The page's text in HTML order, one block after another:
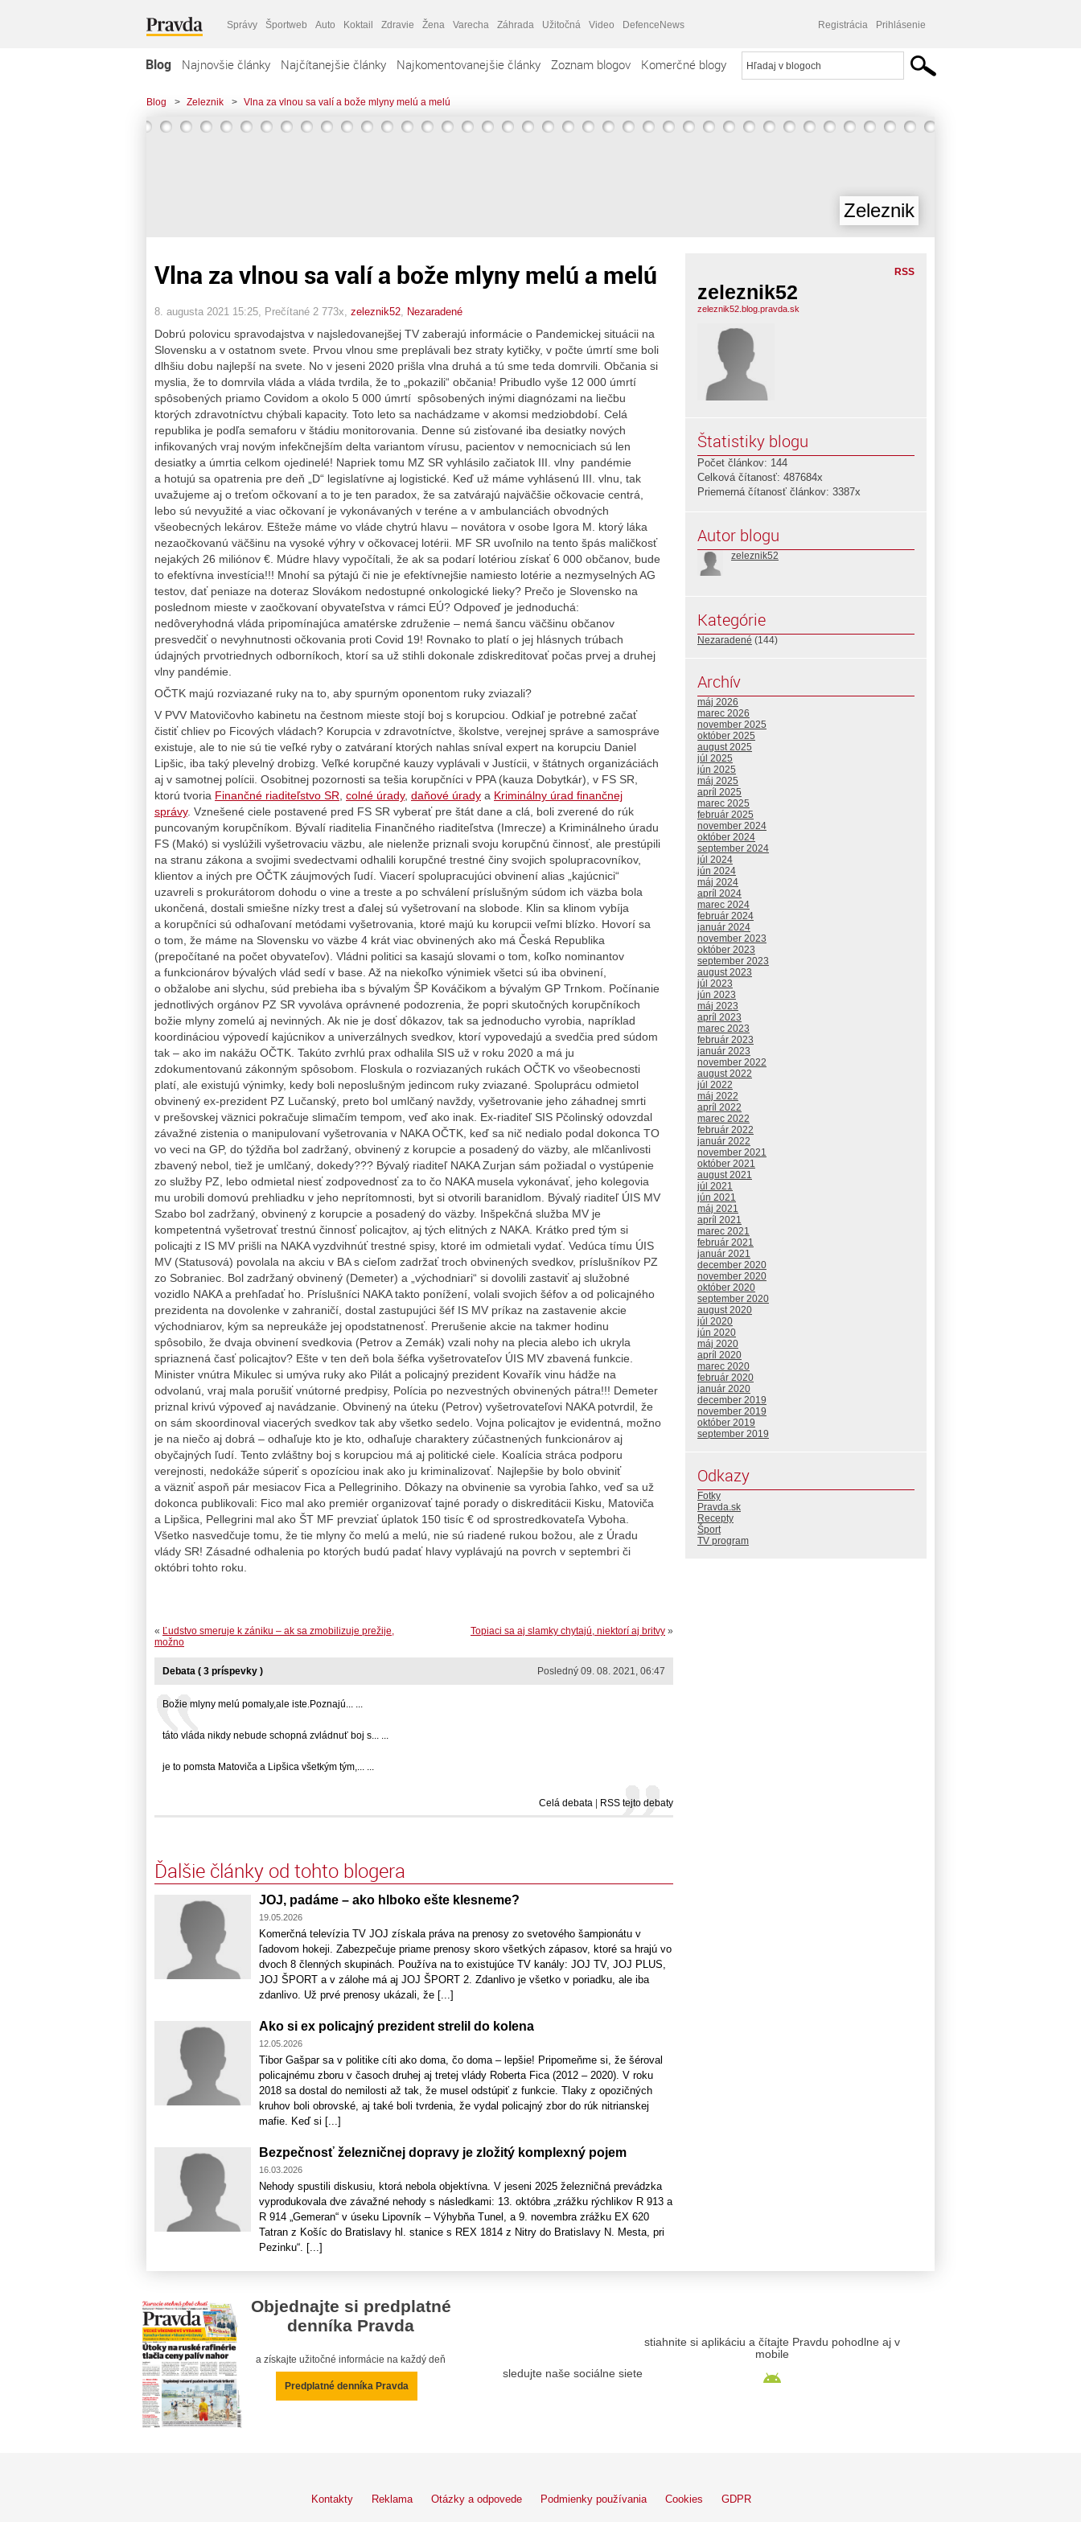
Správy Športweb Auto Koktail Zdravie Žena Varecha Záhrada Užitočná Video DefenceNews Registrácia Prihlásenie
Blog Najnovšie články Najčítanejšie články Najkomentovanejšie články Zoznam blogov Komerčné blogy
Blog > Zeleznik > Vlna za vlnou sa valí a bože mlyny melú a melú
Zeleznik
Vlna za vlnou sa valí a bože mlyny melú a melú
8. augusta 2021 15:25 , Prečítané 2 773x, zeleznik52 Nezaradené
Dobrú polovicu spravodajstva v najsledovanejšej TV zaberajú informácie o Pandemickej situácii na
Slovensku a v ostatnom svete. Prvou vlnou sme preplávali bez straty kytičky, v počte úmrtí sme boli
dlhšiu dobu najlepší na svete. No v jeseni 2020 prišla vlna druhá a tú sme teda domrvili. Občania si
myslia, že to domrvila vláda a vláda tvrdila, že to „pokazili“ občania! Pribudlo vyše 12 000 úmrtí
spôsobených priamo Covidom a okolo 5 000 úmrtí spôsobených inými diagnózami na liečbu
ktorých zdravotníctvu chýbali kapacity. Toto leto sa nachádzame v akomsi medziobdobí. Celá
republika je podľa semaforu v štádiu monitorovania. Denne sú zisťované iba desiatky nových
infikovaných vraj novým infekčnejším delta variantom vírusu, pacientov v nemocniciach sú len
desiatky a úmrtia celkom ojedinelé! Napriek tomu MZ SR vyhlásilo začiatok III. vlny pandémie
a hotujú sa opatrenia pre deň „D“ legislatívne aj logistické. Keď už máme vyhlásenú III. vlnu, tak
uvažujeme aj o treťom očkovaní a to je ten paradox, že sa zatvárajú najväčšie očkovacie centrá,
lebo sú nevyužité a viac očkovaní je vykonávaných v teréne a v ambulanciách obvodných
všeobecných lekárov. Ešteže máme vo vláde chytrú hlavu – novátora v osobe Igora M. ktorý láka
nezaočkovanú väčšinu na vysoké výhry v očkovacej lotérii. MF SR uvoľnilo na tento špás maličkosť
nejakých 26 miliónov €. Múdre hlavy vypočítali, že ak sa podarí lotériou získať 6 000 občanov, bude
to efektívna investícia!!! Mnohí sa pýtajú či nie je efektívnejšie namiesto lotérie a nezmyselných AG
testov, dať peniaze na doteraz Slovákom nedostupné onkologické lieky? Prečo je Slovensko na
poslednom mieste v zaočkovaní obyvateľstva v rámci EÚ? Odpoveď je jednoduchá:
nedôveryhodná vláda pripomínajúca amatérske združenie – nemá šancu väčšinu občanov
presvedčiť o nevyhnutnosti očkovania proti Covid 19! Rovnako to platí o jej hlásnych trúbach
údajných prvotriednych odborníkoch, ktorí sa už stihli dokonale zdiskreditovať počas prvej a druhej
vlny pandémie.
OČTK majú rozviazané ruky na to, aby spurným oponentom ruky zviazali?
V PVV Matovičovho kabinetu na čestnom mieste stojí boj s korupciou. Odkiaľ je potrebné začať
čistiť chliev po Ficových vládach? Korupcia v zdravotníctve, školstve, verejnej správe a samospráve
existuje, ale to nie sú tie veľké ryby o zatváraní ktorých nahlas sníval expert na korupciu Daniel
Lipšic, iba taký plevelný drobizg. Veľké korupčné kauzy vyplávali v Justícii, v štátnych organizáciách
aj v samotnej polícii. Osobitnej pozornosti sa tešia korupčníci v PPA (kauza Dobytkár), v FS SR,
ktorú tvoria Finančné riaditeľstvo SR colné úrady, daňové úrady a Kriminálny úrad finančnej
správy. Vznešené ciele postavené pred FS SR vyberať pre štát dane a clá, boli zverené do rúk
puncovaným korupčníkom. Bývalí riaditelia Finančného riaditeľstva (Imrecze) a Kriminálneho úradu
FS (Makó) si vyslúžili vyšetrovaciu väzbu, ale nielenže priznali svoju korupčnú činnosť, ale prestúpili
na stranu zákona a svojimi svedectvami odhalili korupčné trestné činy svojich spolupracovníkov,
klientov a iných pre OČTK záujmových ľudí. Viacerí spolupracujúci obvinení alias „kajúcnici“
uzavreli s prokurátorom dohodu o vine a treste a po schválení príslušným súdom ich väzba bola
ukončená, dostali smiešne nízky trest a ďalej sú vyšetrovaní na slobode. Klin sa klinom vybíja
a korupčníci sú odhaľovaní metódami vyšetrovania, ktoré majú ku korupcii veľmi blízko. Hovorí sa
o tom, že máme na Slovensku vo väzbe 4 krát viac obvinených ako má Česká Republika
(prepočítané na počet obyvateľov). Vládni politici sa kasajú slovami o tom, koľko nominantov
a funkcionárov bývalých vlád sedí v base. Až na niekoľko výnimiek všetci sú iba obvinení,
o obžalobe ani slychu, súd prebieha iba s bývalým ŠP Kováčikom a bývalým GP Trnkom. Počínanie
jednotlivých orgánov PZ SR vyvoláva oprávnené podozrenia, že popri skutočných korupčníkoch
božie mlyny zomelú aj nevinných. Ak nie je dosť dôkazov, tak sa jednoducho vyrobia, napríklad
koordináciou výpovedí kajúcnikov a univerzálnych svedkov, ktorí vypovedajú a svedčia pred súdom
tak – ako im nakážu OČTK. Takúto zvrhlú prax odhalila SIS už v roku 2020 a má ju
zdokumentovanú zákonným spôsobom. Floskula o rozviazaných rukách OČTK vo všeobecnosti
platí, ale existujú výnimky, kedy boli neposlušným jedincom ruky zviazané. Spoluprácu odmietol
obvinený ex-prezident PZ Lučanský, preto bol umlčaný navždy, vyšetrovanie jeho záhadnej smrti
v prešovskej väznici pokračuje slimačím tempom, veď ako inak. Ex-riaditeľ SIS Pčolinský odovzdal
závažné zistenia o manipulovaní vyšetrovania v NAKA OČTK, keď sa nič nedialo podal dokonca TO
vo veci na GP, do týždňa bol zadržaný, obvinený z korupcie a posadený do väzby, ale mlčanlivosti
zbavený nebol, tiež je umlčaný, dokedy??? Bývalý riaditeľ NAKA Zurjan sám požiadal o vystúpenie
zo služby PZ, lebo odmietal niesť zodpovednosť za to čo NAKA musela vykonávať, jeho kolegovia
mu urobili domovú prehliadku v jeho neprítomnosti, byt si otvorili baranidlom. Bývalý riaditeľ ÚIS MV
Szabo bol zadržaný, obvinený z korupcie a posadený do väzby. Inšpekčná služba MV je
kompetentná vyšetrovať trestnú činnosť policajtov, aj tých elitných z NAKA. Krátko pred tým si
policajti z IS MV prišli na NAKA vyzdvihnúť trestné spisy, ktoré im odmietali vydať. Vedúca tímu ÚIS
MV (Statusová) povolala na akciu v BA s cieľom zadržať troch obvinených svedkov, príslušníkov PZ
zo Sobraniec. Bol zadržaný obvinený (Demeter) a „východniari“ si dovolili zastaviť aj služobné
vozidlo NAKA a prehľadať ho. Príslušníci NAKA takto ponížení, volali svojich šéfov a od policajného
prezidenta na dovolenke v zahraničí, dostal zastupujúci šéf IS MV príkaz na zastavenie akcie
východniarov, kým sa nepreukáže jej opodstatnenosť. Prerušenie akcie na takmer hodinu
spôsobilo, že dvaja obvinení svedkovia (Petrov a Zemák) vzali nohy na plecia alebo ich ukryla
spriaznená časť policajtov? Ešte v ten deň bola šéfka vyšetrovateľov ÚIS MV zbavená funkcie.
Minister vnútra Mikulec si umýva ruky ako Pilát a policajný prezident Kovařík vinu hádže na
odvolanú, vraj mala porušiť vnútorné predpisy, Polícia po nezvestných obvinených pátra!!! Demeter
priznal krivú výpoveď aj navádzanie. Obvinený na úteku (Petrov) vyšetrovateľovi NAKA potvrdil, že
on sám skoordinoval viacerých svedkov tak aby všetko sedelo. Vojna policajtov je evidentná, možno
je na niečo aj dobrá – odhaľuje kto je kto, odhaľuje charaktery zúčastnených funkcionárov aj
obyčajných ľudí. Tento zvláštny boj s korupciou má aj politické ciele. Koalícia stráca podporu
verejnosti, nedokáže súperiť s opozíciou inak ako ju kriminalizovať. Najlepšie by bolo obviniť
a väzniť aspoň pár mesiacov Fica a Pellegriniho. Dôkazy na obvinenie sa vyrobia ľahko, veď sa už
dokonca publikovali: Fico mal ako premiér organizovať tajné porady o diskreditácii Kisku, Matoviča
a Lipšica, Pellegrini mal ako ŠT MF prevziať úplatok 150 tisíc € od sprostredkovateľa Vyboha.
Všetko nasvedčuje tomu, že tie mlyny čo melú a melú, nie sú riadené rukou božou, ale z Úradu
vlády SR! Zásadné odhalenia po ktorých budú padať hlavy vyplávajú na povrch v septembri či
októbri tohto roku.
Topiaci sa aj slamky chytajú, niektorí aj britvy »
« Ľudstvo smeruje k zániku – ak sa zmobilizuje prežije,
možno
Posledný 09. 08. 2021, 06:47
Debata ( 3 príspevky )
Božie mlyny melú pomaly,ale iste.Poznajú... ...
táto vláda nikdy nebude schopná zvládnuť boj s... ...
je to pomsta Matoviča a Lipšica všetkým tým,... ...
Celá debata RSS tejto debaty
Ďalšie články od tohto blogera
JOJ, padáme – ako hlboko ešte klesneme?
19.05.2026
Komerčná televízia TV JOJ získala práva na prenosy zo svetového šampionátu v
ľadovom hokeji. Zabezpečuje priame prenosy skoro všetkých zápasov, ktoré sa hrajú vo
dvoch 8 členných skupinách. Používa na to existujúce TV kanály: JOJ TV, JOJ PLUS,
JOJ ŠPORT a v zálohe má aj JOJ ŠPORT 2. Zdanlivo je všetko v poriadku, ale iba
zdanlivo. Už prvé prenosy ukázali, že [...]
Ako si ex policajný prezident strelil do kolena
12.05.2026
Tibor Gašpar sa v politike cíti ako doma, čo doma – lepšie! Pripomeňme si, že šéroval
policajnému zboru v časoch druhej aj tretej vlády Roberta Fica (2012 – 2020). V roku
2018 sa dostal do nemilosti až tak, že musel odstúpiť z funkcie. Tlaky z opozičných
kruhov boli obrovské, aj také boli tvrdenia, že vydal policajný zbor do rúk nitrianskej
mafie. Keď si [...]
Bezpečnosť železničnej dopravy je zložitý komplexný pojem
16.03.2026
Nehody spustili diskusiu, ktorá nebola objektívna. V jeseni 2025 železničná prevádzka
vyprodukovala dve závažné nehody s následkami: 13. októbra „zrážku rýchlikov R 913 a
R 914 „Gemeran“ v úseku Lipovník – Výhybňa Tunel, a 9. novembra zrážku EX 620
Tatran z Košíc do Bratislavy hl. stanice s REX 1814 z Nitry do Bratislavy N. Mesta, pri
Pezinku“. [...]
RSS
zeleznik52
zeleznik52.blog.pravda.sk
Štatistiky blogu
Počet článkov: 144
Celková čítanosť: 487684x
Priemerná čítanosť článkov: 3387x
Autor blogu
zeleznik52
Kategórie
Nezaradené (144)
Archív
máj 2026
marec 2026
november 2025
október 2025
august 2025
júl 2025
jún 2025
máj 2025
apríl 2025
marec 2025
február 2025
november 2024
október 2024
september 2024
júl 2024
jún 2024
máj 2024
apríl 2024
marec 2024
február 2024
január 2024
november 2023
október 2023
september 2023
august 2023
júl 2023
jún 2023
máj 2023
apríl 2023
marec 2023
február 2023
január 2023
november 2022
august 2022
júl 2022
máj 2022
apríl 2022
marec 2022
február 2022
január 2022
november 2021
október 2021
august 2021
júl 2021
jún 2021
máj 2021
apríl 2021
marec 2021
február 2021
január 2021
december 2020
november 2020
október 2020
september 2020
august 2020
júl 2020
jún 2020
máj 2020
apríl 2020
marec 2020
február 2020
január 2020
december 2019
november 2019
október 2019
september 2019
Odkazy
Fotky
Pravda.sk
Recepty
Šport
TV program
Objednajte si predplatné
denníka Pravda
a získajte užitočné informácie na každý deň
Predplatné denníka Pravda
sledujte naše sociálne siete
stiahnite si aplikáciu a čítajte Pravdu pohodlne aj v
mobile
Kontakty Reklama Otázky a odpovede Podmienky používania Cookies GDPR